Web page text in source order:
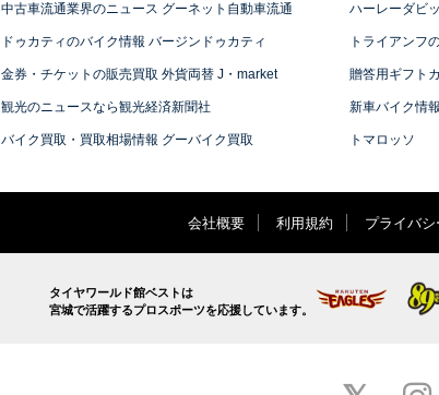
中古車流通業界のニュース グーネット自動車流通 ハーレーダビ
ドゥカティのバイク情報 バージンドゥカティ トライアンフ
金券・チケットの販売買取 外貨両替 J・market 贈答用ギフト
観光のニュースなら観光経済新聞社 新車バイク情
バイク買取・買取相場情報 グーバイク買取 トマロッソ
会社概要 利用規約 プライバ
タイヤワールド館ベストは
宮城で活躍するプロスポーツを応援しています。